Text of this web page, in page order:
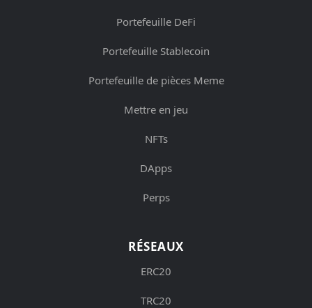
Portefeuille DeFi
Portefeuille Stablecoin
Portefeuille de pièces Meme
Mettre en jeu
NFTs
DApps
Perps
RÉSEAUX
ERC20
TRC20